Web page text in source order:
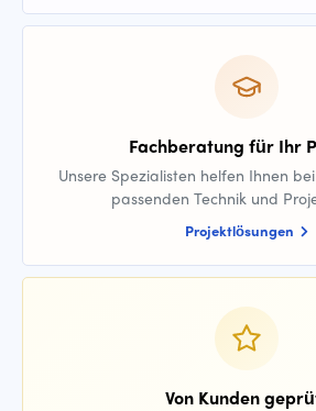
Fachberatung für Ihr
Unsere Spezialisten helfen Ihnen
passenden Technik und
Projektlösungen
Von Kunden